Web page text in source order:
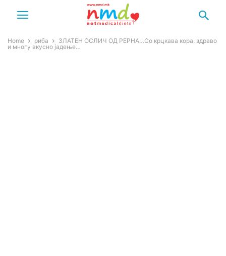
Home риба
ЗЛАТЕН ОСЛИЧ ОД РЕРНА…Со крцкава кора, здраво
и многу вкусно јадење…